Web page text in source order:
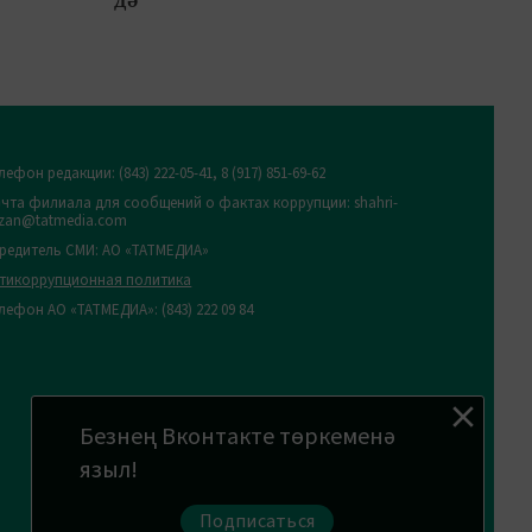
Безнең Вконтакте төркеменә
языл!
Подписаться
редакции: (843) 222-05-41, 8 (917) 851-69-62
филиала для сообщений о фактах коррупции: shahri-
СМИ: АО «ТАТМЕДИА»
политика
АО «ТАТМЕДИА»: (843) 222 09 84